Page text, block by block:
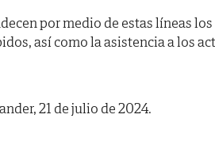
por medio de estas líneas
así como la asistencia a los
21 de julio de 2024.